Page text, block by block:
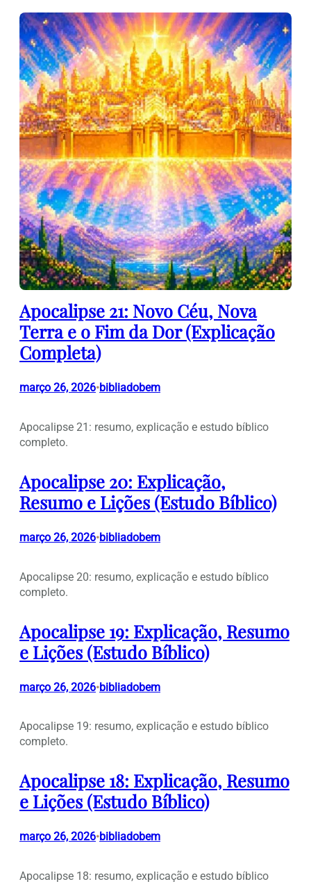
Apocalipse 21: Novo Céu, Nova
Terra e o Fim da Dor (Explicação
Completa)
março 26, 2026•bibliadobem
Apocalipse 21: resumo, explicação e estudo bíblico
completo.
Apocalipse 20: Explicação,
Resumo e Lições (Estudo Bíblico)
março 26, 2026•bibliadobem
Apocalipse 20: resumo, explicação e estudo bíblico
completo.
Apocalipse 19: Explicação, Resumo
e Lições (Estudo Bíblico)
março 26, 2026•bibliadobem
Apocalipse 19: resumo, explicação e estudo bíblico
completo.
Apocalipse 18: Explicação, Resumo
e Lições (Estudo Bíblico)
março 26, 2026•bibliadobem
Apocalipse 18: resumo, explicação e estudo bíblico